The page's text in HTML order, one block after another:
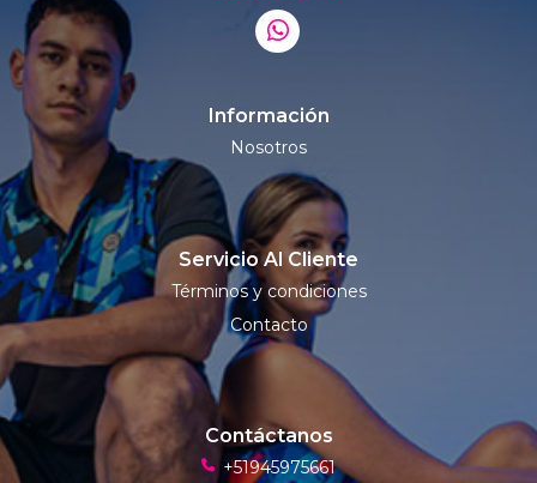
Información
Nosotros
Servicio Al Cliente
Términos y condiciones
Contacto
Contáctanos
+51945975661